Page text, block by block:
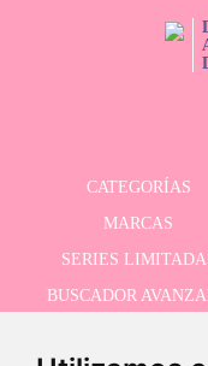
CATEGORÍAS
MARCAS
SERIES
BUSCADOR